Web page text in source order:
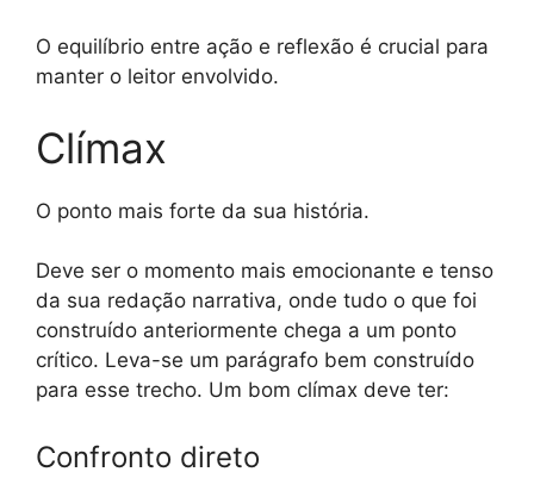
O equilíbrio entre ação e reflexão é crucial para
manter o leitor envolvido.
Clímax
O ponto mais forte da sua história.
Deve ser o momento mais emocionante e tenso
da sua redação narrativa, onde tudo o que foi
construído anteriormente chega a um ponto
crítico. Leva-se um parágrafo bem construído
para esse trecho. Um bom clímax deve ter:
Confronto direto